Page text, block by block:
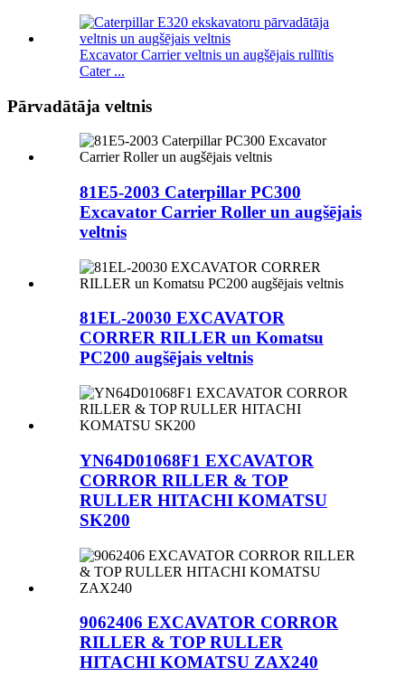
Excavator Carrier veltnis un augšējais rullītis
Cater ...
Pārvadātāja veltnis
81E5-2003 Caterpillar PC300
Excavator Carrier Roller un augšējais
veltnis
81EL-20030 EXCAVATOR
CORRER RILLER un Komatsu
PC200 augšējais veltnis
YN64D01068F1 EXCAVATOR
CORROR RILLER & TOP
RULLER HITACHI KOMATSU
SK200
9062406 EXCAVATOR CORROR
RILLER & TOP RULLER
HITACHI KOMATSU ZAX240